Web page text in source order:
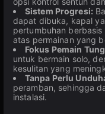
Sistem Progresi:
dapat dibuka, kapal
pertumbuhan
atas permainan yang
Fokus Pemain
untuk bermain solo,
kesulitan yang
Tanpa Perlu
peramban, sehingga
instalasi.